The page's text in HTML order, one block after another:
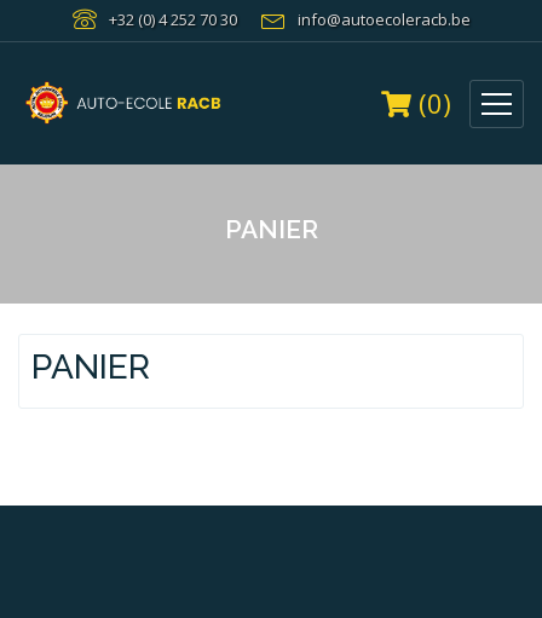
+32 (0) 4 252 70 30 info@autoecoleracb.be
(0)
PANIER
PANIER